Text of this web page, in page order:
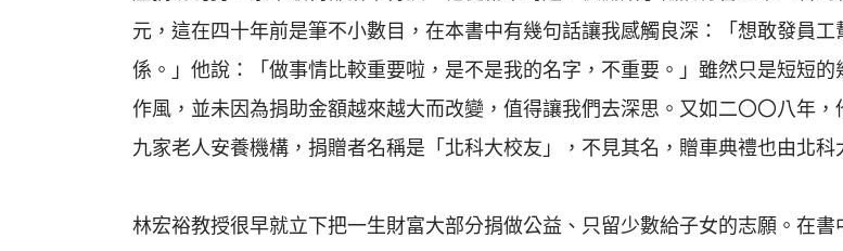
元，這在四十年前是筆不小數目，在本書中有幾句話讓我感觸良深：「想敢發員
係。」他說：「做事情比較重要啦，是不是我的名字，不重要。」雖然只是短短
作風，並未因為捐助金額越來越大而改變，值得讓我們去深思。又如二〇〇八年
九家老人安養機構，捐贈者名稱是「北科大校友」，不見其名，贈車典禮也由北科
林宏裕教授很早就立下把一生財富大部分捐做公益、只留少數給子女的志願。在